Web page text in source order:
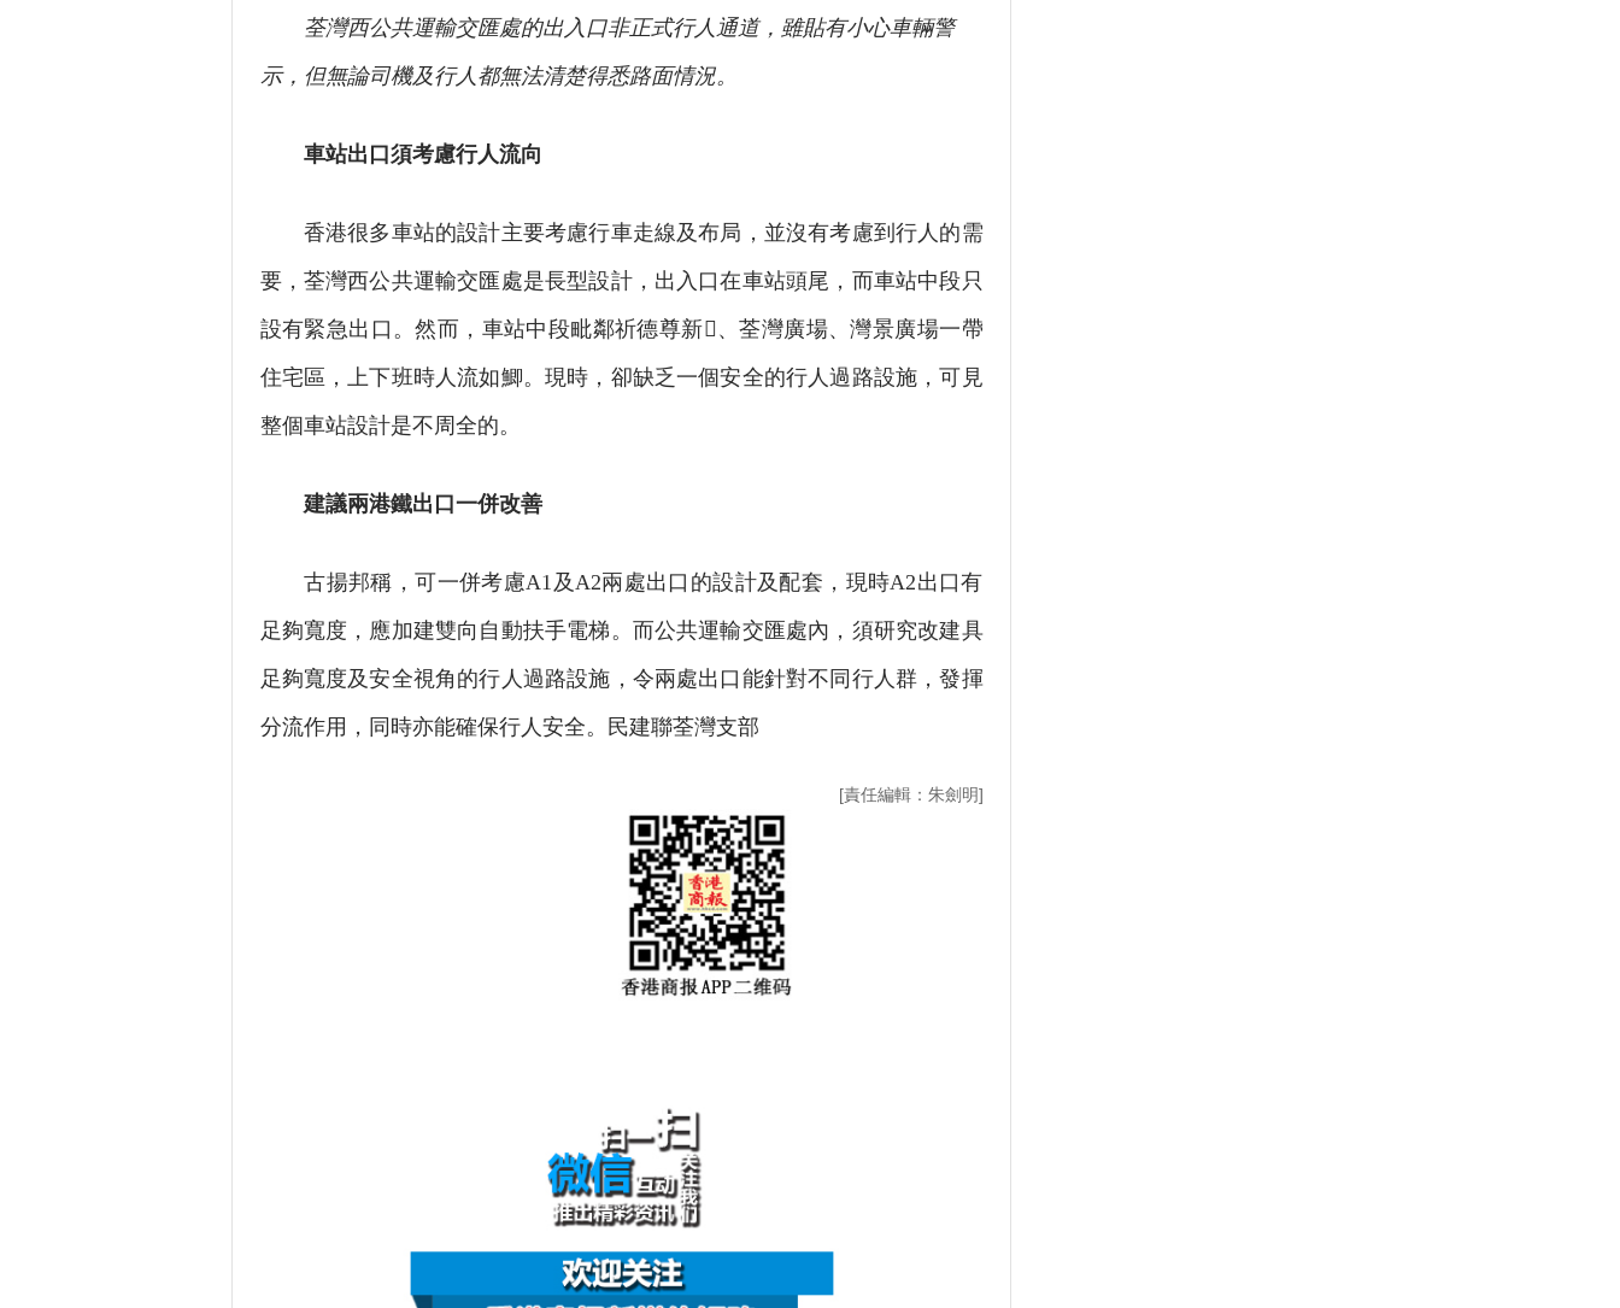
荃灣西公共運輸交匯處的出入口非正式行人通道，雖貼有小心車輛警
示，但無論司機及行人都無法清楚得悉路面情況。
車站出口須考慮行人流向
香港很多車站的設計主要考慮行車走線及布局，並沒有考慮到行人的需
要，荃灣西公共運輸交匯處是長型設計，出入口在車站頭尾，而車站中段只
設有緊急出口。然而，車站中段毗鄰祈德尊新、荃灣廣場、灣景廣場一帶
住宅區，上下班時人流如鯽。現時，卻缺乏一個安全的行人過路設施，可見
整個車站設計是不周全的。
建議兩港鐵出口一併改善
古揚邦稱，可一併考慮A1及A2兩處出口的設計及配套，現時A2出口有
足夠寬度，應加建雙向自動扶手電梯。而公共運輸交匯處內，須研究改建具
足夠寬度及安全視角的行人過路設施，令兩處出口能針對不同行人群，發揮
分流作用，同時亦能確保行人安全。民建聯荃灣支部
[責任編輯：朱劍明]